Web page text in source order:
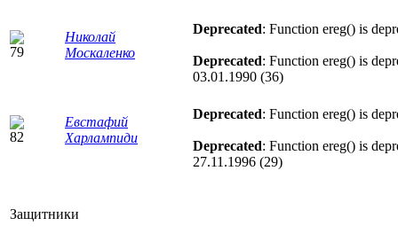
Николай
Москаленко
Deprecated: Function ereg() is
Deprecated: Function ereg() is
03.01.1990 (36)
Евстафий
Харлампиди
Deprecated: Function ereg() is
Deprecated: Function ereg() is
27.11.1996 (29)
Защитники